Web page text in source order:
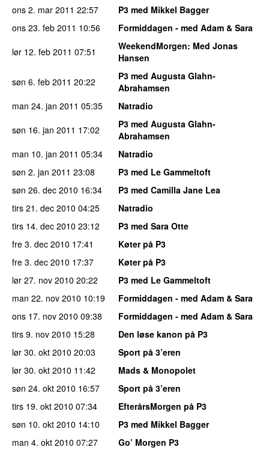
ons 2. mar 2011 22:57
P3 med Mikkel Bagger
ons 23. feb 2011 10:56
Formiddagen - med Adam & Sara
lør 12. feb 2011 07:51 WeekendMorgen: Med Jonas
Hansen
søn 6. feb 2011 20:22
P3 med Augusta Glahn-
Abrahamsen
man 24. jan 2011 05:35
Natradio
søn 16. jan 2011 17:02
P3 med Augusta Glahn-
Abrahamsen
man 10. jan 2011 05:34
Natradio
søn 2. jan 2011 23:08
P3 med Le Gammeltoft
søn 26. dec 2010 16:34
P3 med Camilla Jane Lea
tirs 21. dec 2010 04:25
Natradio
tirs 14. dec 2010 23:12
P3 med Sara Otte
fre 3. dec 2010 17:41
Køter på P3
fre 3. dec 2010 17:37
Køter på P3
lør 27. nov 2010 20:22
P3 med Le Gammeltoft
man 22. nov 2010 10:19
Formiddagen - med Adam & Sara
ons 17. nov 2010 09:38
Formiddagen - med Adam & Sara
tirs 9. nov 2010 15:28
Den løse kanon på P3
lør 30. okt 2010 20:03
Sport på 3’eren
lør 30. okt 2010 11:42
Mads & Monopolet
søn 24. okt 2010 16:57
Sport på 3’eren
tirs 19. okt 2010 07:34
EfterårsMorgen på P3
søn 10. okt 2010 14:10
P3 med Mikkel Bagger
man 4. okt 2010 07:27
Go’ Morgen P3